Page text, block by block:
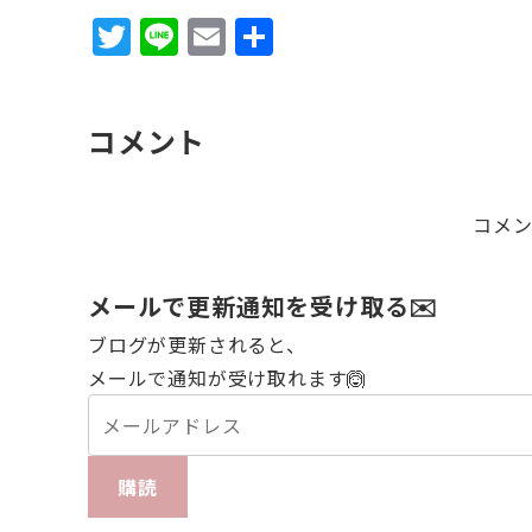
T
w
te
Li
n
E
m
コメント
コメ
メールで更新通知を受け取る✉️
ブログが更新されると、
メールで通知が受け取れます🙆
購読